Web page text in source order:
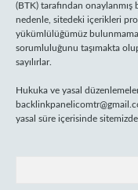
(BTK) tarafından onaylanmış
nedenle, sitedeki içerikleri
yükümlülüğümüz
sorumluluğunu taşımakta
sayılırlar.
Hukuka ve yasal
yasal süre içerisinde